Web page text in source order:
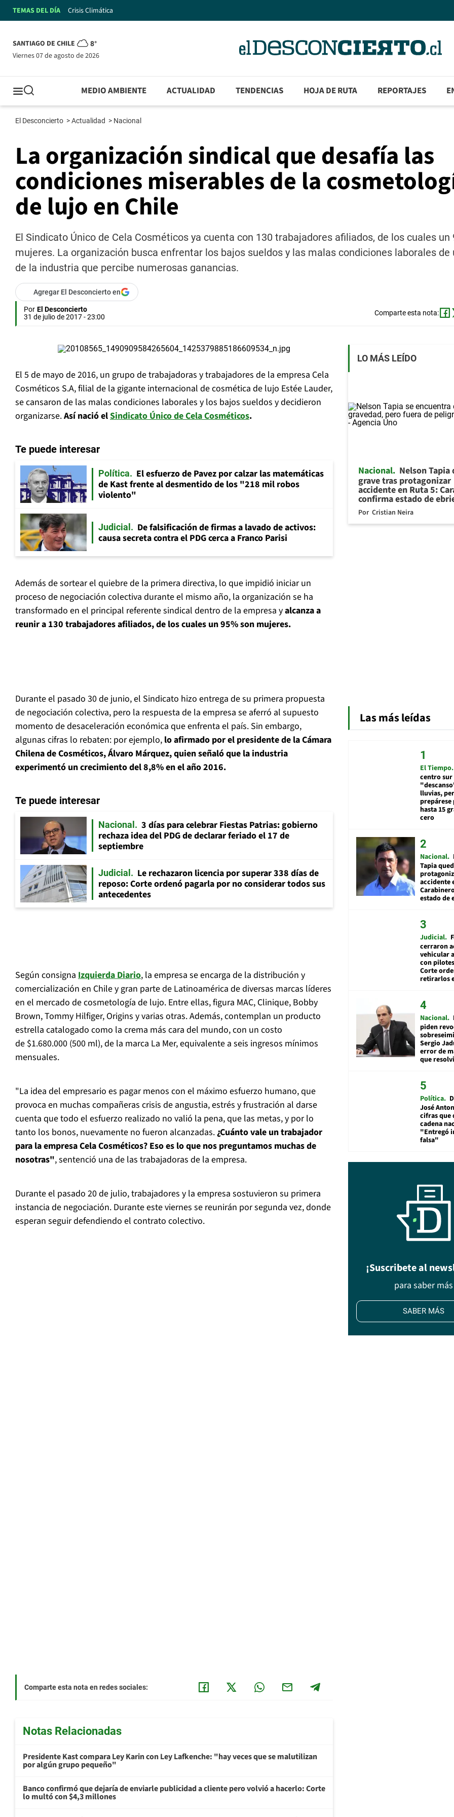
TEMAS DEL DÍA Crisis Climática
SANTIAGO DE CHILE 8°
viernes 07 de agosto de 2026
MEDIO AMBIENTE ACTUALIDAD TENDENCIAS HOJA DE RUTA REPORTAJES
El Desconcierto >Actualidad > Nacional
La organización sindical que desafía las
condiciones miserables de la
de lujo en Chile
El Sindicato Único de Cela Cosméticos ya cuenta con 130 trabajadores afiliados, de los cuales un
mujeres. La organización busca enfrentar los bajos sueldos y las malas condiciones laborales de
de la industria que percibe numerosas ganancias.
Agregar El Desconcierto en
Por El Desconcierto
31 de julio de 2017 - 23:00
Comparte esta nota:
El 5 de mayo de 2016, un grupo de trabajadoras y trabajadores de la empresa Cela
Cosméticos S.A, filial de la gigante internacional de cosmética de lujo Estée Lauder,
se cansaron de las malas condiciones laborales y los bajos sueldos y decidieron
organizarse.Así nació elSindicato Único de Cela Cosméticos.
Te puede interesar
Política
El esfuerzo de Pavez por calzar las matemáticas
de Kast frente al desmentido de los "218 mil robos
violento"
Judicial
De falsificación de firmas a lavado de activos:
causa secreta contra el PDG cerca a Franco Parisi
Además de sortear el quiebre de la primera directiva, lo que impidió iniciar un
proceso de negociación colectiva durante el mismo año, la organización se ha
transformado en el principal referente sindical dentro de la empresa yalcanza a
reunir a 130 trabajadores afiliados, de los cuales un 95% son mujeres.
Durante el pasado 30 de junio, el Sindicato hizo entrega de su primera propuesta
de negociación colectiva, pero la respuesta de la empresa se aferró al supuesto
momento de desaceleración económica que enfrenta el país. Sin embargo,
algunas cifras lo rebaten: por ejemplo, lo afirmado por el presidente de la Cámara
Chilena de Cosméticos, Álvaro Márquez, quien señaló que la industria
experimentó un crecimiento del 8,8% en el año 2016.
Te puede interesar
Nacional
3 días para celebrar Fiestas Patrias: gobierno
rechaza idea del PDG de declarar feriado el 17 de
septiembre
Judicial
Le rechazaron licencia por superar 338 días de
reposo: Corte ordenó pagarla por no considerar todos sus
antecedentes
Según consigna Izquierda Diario, la empresa se encarga de la distribución y
comercialización en Chile y gran parte de Latinoamérica de diversas marcas líderes
en el mercado de cosmetología de lujo. Entre ellas, figura MAC, Clinique, Bobby
Brown, Tommy Hilfiger, Origins y varias otras. Además, contemplan un producto
estrella catalogado como la crema más cara del mundo, con un costo
de $1.680.000 (500 ml), de la marca La Mer, equivalente a seis ingresos mínimos
mensuales.
"La idea del empresario es pagar menos con el máximo esfuerzo humano, que
provoca en muchas compañeras crisis de angustia, estrés y frustración al darse
cuenta que todo el esfuerzo realizado no valió la pena, que las metas, y por lo
tanto los bonos, nuevamente no fueron alcanzadas.¿Cuánto vale un trabajador
para la empresa Cela Cosméticos? Eso es lo que nos preguntamos muchas de
nosotras", sentenció una de las trabajadoras de la empresa.
Durante el pasado 20 de julio, trabajadores y la empresa sostuvieron su primera
instancia de negociación. Durante este viernes se reunirán por segunda vez, donde
esperan seguir defendiendo el contrato colectivo.
Comparte esta nota en redes sociales:
Notas Relacionadas
Presidente Kast compara Ley Karin con Ley Lafkenche: "hay veces que se malutilizan
por algún grupo pequeño"
Banco confirmó que dejaría de enviarle publicidad a cliente pero volvió a hacerlo: Corte
lo multó con $4,3 millones
LO MÁS LEÍDO
Nacional Nelson Tapia
grave tras protagonizar
accidente en Ruta 5:
confirma estado de
Por Cristian Neira
Las más leídas
El Tiempo
centro
lluvias,
hasta 15
cero
Nacional
Tapia
accidente
estado de
Judicial
cerraron
vehicular
con
Corte
retirarlos
Nacional
piden
Sergio
error de
que
Política
José
cifras que
cadena
"Entregó
falsa"
¡Suscribete al
para saber más
SABER MÁS